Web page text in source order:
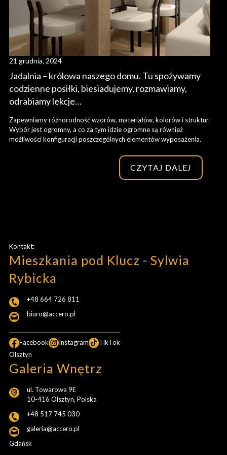
21 grudnia, 2024
Jadalnia – królowa naszego domu. Tu spożywamy
codzienne posiłki, biesiadujemy, rozmawiamy,
odrabiamy lekcje…
Zapewniamy różnorodność wzorów, materiałów, kolorów i struktur.
Wybór jest ogromny, a co za tym idzie ogromne są również
możliwości konfiguracji poszczególnych elementów wyposażenia.
CZYTAJ DALEJ
Olsztyn
Galeria Wnętrz
ul. Towarowa 9E
10-416 Olsztyn, Polska
+48 517 745 030
galeria@accero.pl
Gdańsk
Kontakt:
Mieszkania pod Klucz - Sylwia
Rybicka
+48 664 726 811
biuro@accero.pl
Facebook Instagram TikTok